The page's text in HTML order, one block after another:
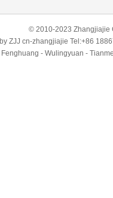
© 2010-2023 Zhangjiajie
ZJJ cn-zhangjiajie Tel:+86
- Wulingyuan -